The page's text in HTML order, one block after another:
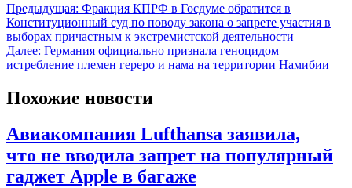
Предыдущая: Фракция КПРФ в Госдуме обратится в
Конституционный суд по поводу закона о запрете участия в
выборах причастным к экстремистской деятельности
Далее: Германия официально признала геноцидом
истребление племен гереро и нама на территории Намибии
Похожие новости
Авиакомпания Lufthansa заявила,
что не вводила запрет на популярный
гаджет Apple в багаже